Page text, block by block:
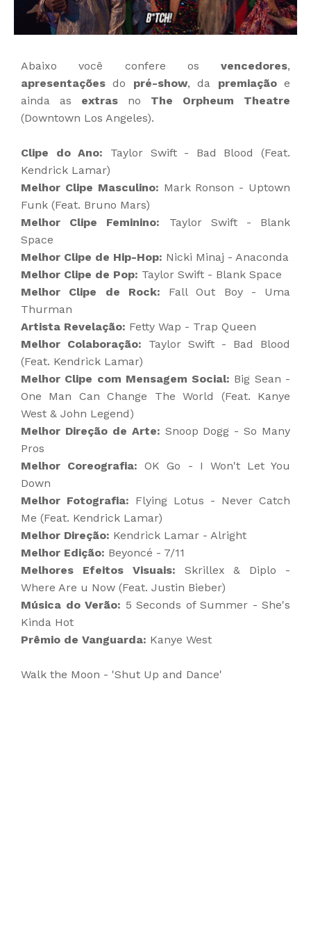
Abaixo você confere os vencedores,
apresentações do pré-show, da premiaçãoe
ainda as extras no The Orpheum Theatre
(Downtown Los Angeles).
Clipe do Ano: Taylor Swift - Bad Blood (Feat.
Kendrick Lamar)
Melhor Clipe Masculino: Mark Ronson - Uptown
Funk (Feat. Bruno Mars)
Melhor Clipe Feminino: Taylor Swift - Blank
Space
Melhor Clipe de Hip-Hop: Nicki Minaj - Anaconda
Melhor Clipe de Pop: Taylor Swift - Blank Space
Melhor Clipe de Rock: Fall Out Boy - Uma
Thurman
Artista Revelação: Fetty Wap - Trap Queen
Melhor Colaboração: Taylor Swift - Bad Blood
(Feat. Kendrick Lamar)
Melhor Clipe com Mensagem Social: Big Sean -
One Man Can Change The World (Feat. Kanye
West & John Legend)
Melhor Direção de Arte: Snoop Dogg - So Many
Pros
Melhor Coreografia:OK Go - I Won't Let You
Down
Melhor Fotografia: Flying Lotus - Never Catch
Me (Feat. Kendrick Lamar)
Melhor Direção: Kendrick Lamar - Alright
Melhor Edição: Beyoncé - 7/11
Melhores Efeitos Visuais: Skrillex & Diplo -
Where Are u Now (Feat. Justin Bieber)
Música do Verão: 5 Seconds of Summer - She's
Kinda Hot
Prêmio de Vanguarda: Kanye West
Walk the Moon - 'Shut Up and Dance'